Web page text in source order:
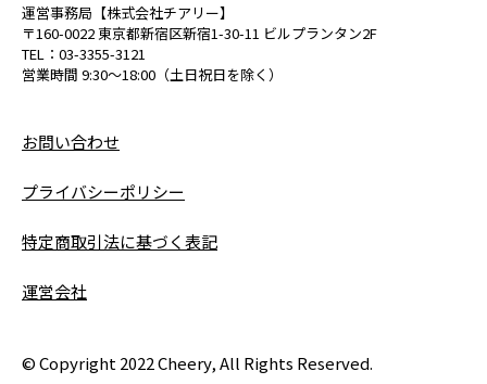
運営事務局【株式会社チアリー】
〒160-0022 東京都新宿区新宿1-30-11 ビルプランタン2F
TEL：03-3355-3121
営業時間 9:30〜18:00（土日祝日を除く）
お問い合わせ
プライバシーポリシー
特定商取引法に基づく表記
運営会社
© Copyright 2022 Cheery, All Rights Reserved.